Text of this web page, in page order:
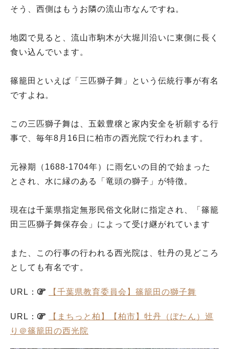
そう、西側はもうお隣の流山市なんですね。
地図で見ると、流山市駒木が大堀川沿いに東側に長く
食い込んでいます。
篠籠田といえば「三匹獅子舞」という伝統行事が有名
ですよね。
この三匹獅子舞は、五穀豊穣と家内安全を祈願する行
事で、毎年8月16日に柏市の西光院で行われます。
元禄期（1688-1704年）に雨乞いの目的で始まった
とされ、水に縁のある「竜頭の獅子」が特徴。
現在は千葉県指定無形民俗文化財に指定され、「篠籠
田三匹獅子舞保存会」によって受け継がれています
また、この行事の行われる西光院は、牡丹の見どころ
としても有名です。
URL： 【千葉県教育委員会】篠籠田の獅子舞
URL：
【まちっと柏】【柏市】牡丹（ぼたん）巡
り＠篠籠田の西光院